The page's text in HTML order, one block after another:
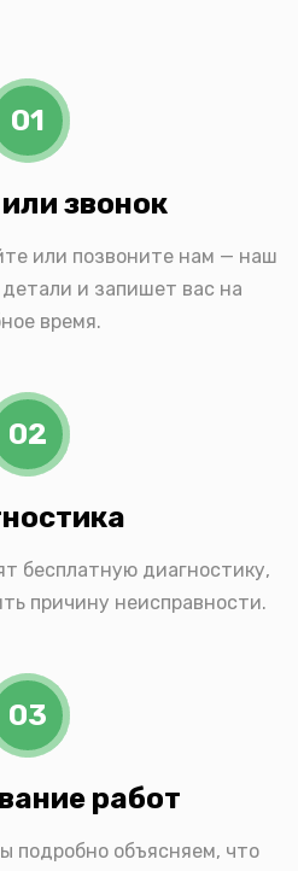
01
звонок
или позвоните нам — наш
и запишет вас на
время.
02
бесплатную диагностику,
причину неисправности.
03
работ
подробно объясняем, что